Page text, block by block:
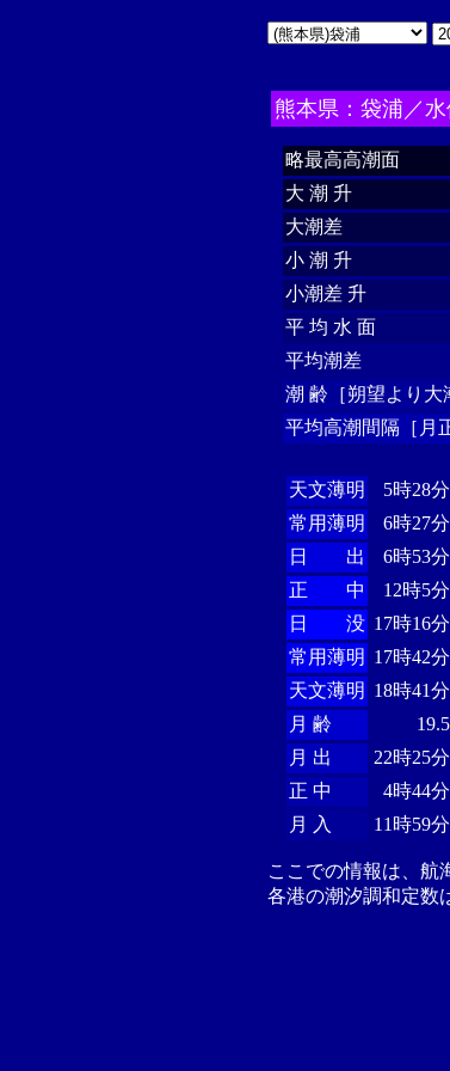
熊本県：袋浦／
略最高高潮面
大 潮 升
大潮差
小 潮 升
小潮差 升
平 均 水 面
平均潮差
潮 齢［朔望より大
平均高潮間隔［月
天文薄明
5時28分
常用薄明
6時27分
日 出
6時53分
正 中
12時5分
日 没 17時16分
常用薄明 17時42分
天文薄明 18時41分
月 齢
19.5
月 出
22時25分
正 中
4時44分
月 入
11時59分
ここでの情報は、航
各港の潮汐調和定数